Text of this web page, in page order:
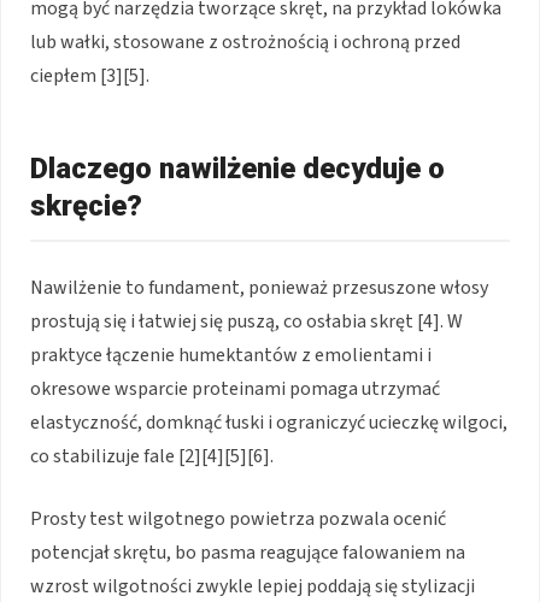
mogą być narzędzia tworzące skręt, na przykład lokówka
lub wałki, stosowane z ostrożnością i ochroną przed
ciepłem [3][5].
Dlaczego nawilżenie decyduje o
skręcie?
Nawilżenie to fundament, ponieważ przesuszone włosy
prostują się i łatwiej się puszą, co osłabia skręt [4]. W
praktyce łączenie humektantów z emolientami i
okresowe wsparcie proteinami pomaga utrzymać
elastyczność, domknąć łuski i ograniczyć ucieczkę wilgoci,
co stabilizuje fale [2][4][5][6].
Prosty test wilgotnego powietrza pozwala ocenić
potencjał skrętu, bo pasma reagujące falowaniem na
wzrost wilgotności zwykle lepiej poddają się stylizacji